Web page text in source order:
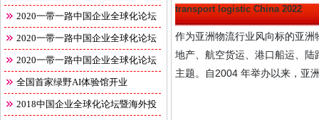
2020一带一路中国企业全球化论坛
2020一带一路中国企业全球化论坛
2020一带一路中国企业全球化论坛
全国首家绿野AI体验馆开业
2018中国企业全球化论坛暨海外投
transport logistic China 2022
作为亚洲物流行业风向标的亚洲
地产、航空货运、港口船运、陆
主题。自2004 年举办以来，亚